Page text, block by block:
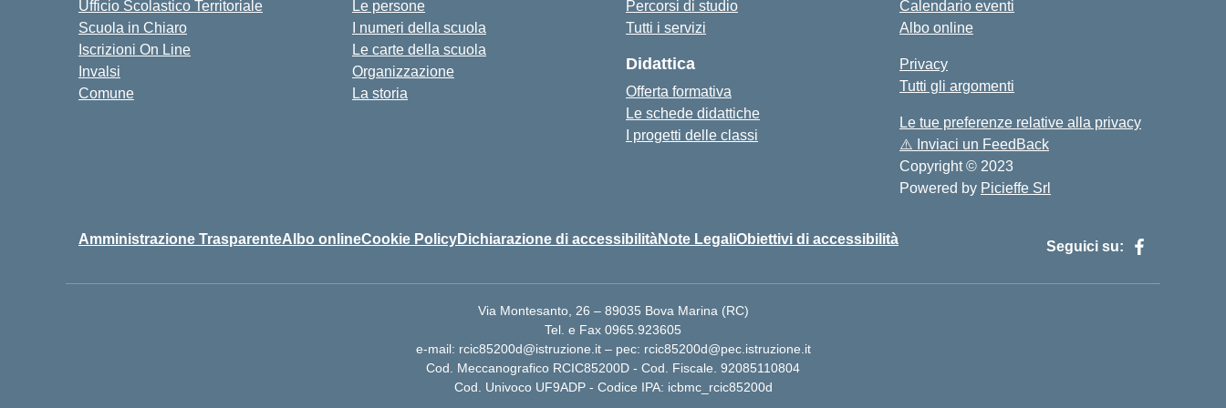
Ufficio Scolastico Territoriale
Scuola in Chiaro
Iscrizioni On Line
Invalsi
Comune
Le persone
I numeri della scuola
Le carte della scuola
Organizzazione
La storia
Percorsi di studio
Tutti i servizi
Didattica
Offerta formativa
Le schede didattiche
I progetti delle classi
Calendario eventi
Albo online
Privacy
Tutti gli argomenti
Le tue preferenze relative alla privacy
⚠️ Inviaci un FeedBack
Copyright © 2023
Powered by Picieffe Srl
Amministrazione TrasparenteAlbo onlineCookie PolicyDichiarazione di accessibilitàNote LegaliObiettivi di accessibilità Seguici su:
Via Montesanto, 26 – 89035 Bova Marina (RC)
Tel. e Fax 0965.923605
e-mail: rcic85200d@istruzione.it – pec: rcic85200d@pec.istruzione.it
Cod. Meccanografico RCIC85200D - Cod. Fiscale. 92085110804
Cod. Univoco UF9ADP - Codice IPA: icbmc_rcic85200d